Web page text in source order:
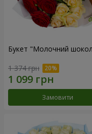
Букет "Молочний
1 374 грн
Замовити